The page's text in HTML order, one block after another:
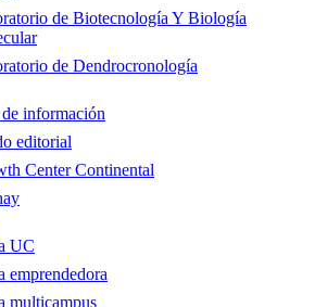
de Biotecnología Y Biología
de Dendrocronología
información
editorial
Center Continental
UC
emprendedora
multicampus